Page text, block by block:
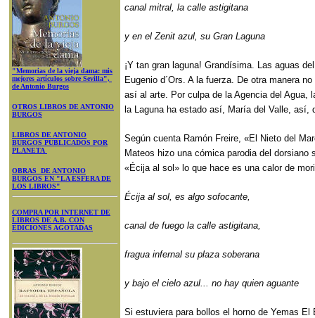
"Memorias de la vieja dama: mis
mejores artículos sobre Sevilla",
de Antonio Burgos
OTROS LIBROS DE ANTONIO
BURGOS
LIBROS DE ANTONIO
BURGOS PUBLICADOS POR
PLANETA
OBRAS DE ANTONIO
BURGOS EN "LA ESFERA DE
LOS LIBROS"
COMPRA POR INTERNET DE
LIBROS DE A.B. CON
EDICIONES AGOTADAS
canal mitral, la calle astigitana
y en el Zenit azul, su Gran Laguna
¡Y tan gran laguna! Grandísima. Las aguas
Eugenio d´Ors. A la fuerza. De otra manera
así al arte. Por culpa de la Agencia del Agua,
la Laguna ha estado así, María del Valle, así,
Según cuenta Ramón Freire, «El Nieto del
Mateos hizo una cómica parodia del dorsiano
«Écija al sol» lo que hace es una calor de
Écija al sol, es algo sofocante,
canal de fuego la calle astigitana,
fragua infernal su plaza soberana
y bajo el cielo azul... no hay quien aguante
Si estuviera para bollos el horno de Yemas